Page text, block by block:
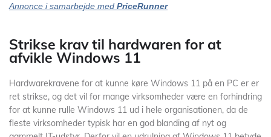
Annonce i samarbejde med PriceRunner
Strikse krav til hardwaren for at
afvikle Windows 11
Hardwarekravene for at kunne køre Windows 11 på en PC er er
ret strikse, og det vil for mange virksomheder være en forhindring
for at kunne rulle Windows 11 ud i hele organisationen, da de
fleste virksomheder typisk har en god blanding af nyt og